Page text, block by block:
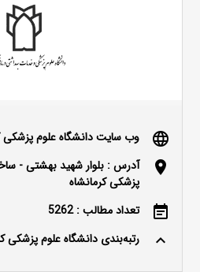
language وب سایت دانشگاه علوم پزشکی
location_on
آدرس : بلوار شهید بهشتی -
پزشکی کرمانشاه
event_note تعداد مطالب : 5262
keyboard_arrow_up رتبه‌بندی دانشگاه علوم پزشکی